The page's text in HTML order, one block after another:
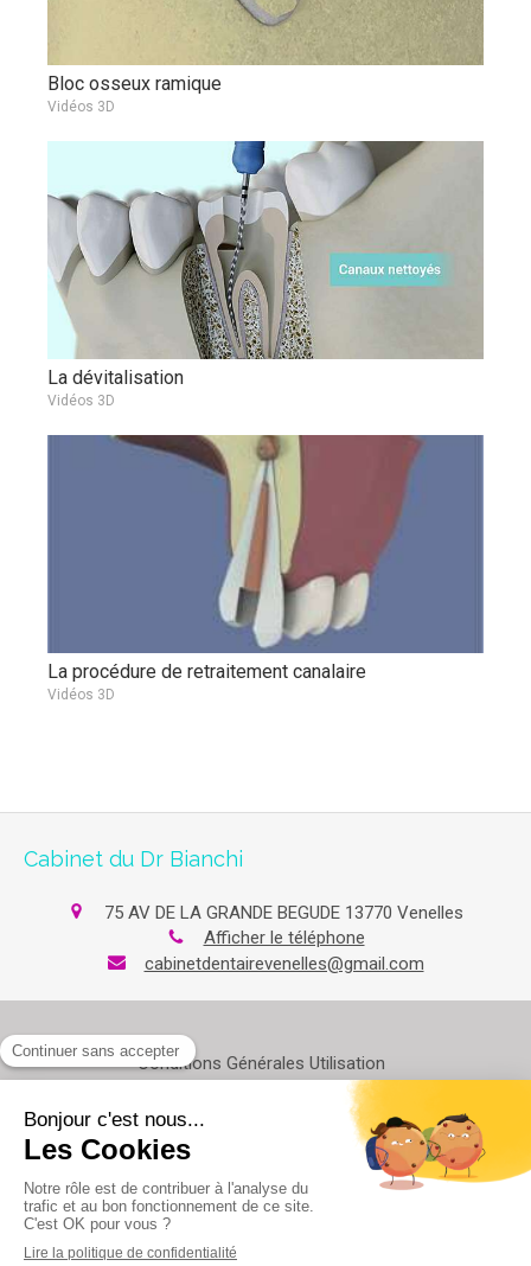
Bloc osseux ramique
Vidéos 3D
La dévitalisation
Vidéos 3D
La procédure de retraitement canalaire
Vidéos 3D
Cabinet du Dr Bianchi
75 AV DE LA GRANDE BEGUDE 13770 Venelles
Afficher le téléphone
cabinetdentairevenelles@gmail.com
Conditions Générales Utilisation
Politique de confidentialité et charte cookie
Charte déontologique
Ordre national
Annuaires chirurgiens dentistes